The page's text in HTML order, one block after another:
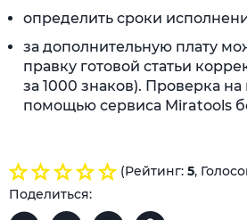
определить сроки
за дополнительную плату
правку готовой статьи
за 1000 знаков). Проверка на
помощью сервиса Miratools
(Рейтинг: 5,
Поделиться: